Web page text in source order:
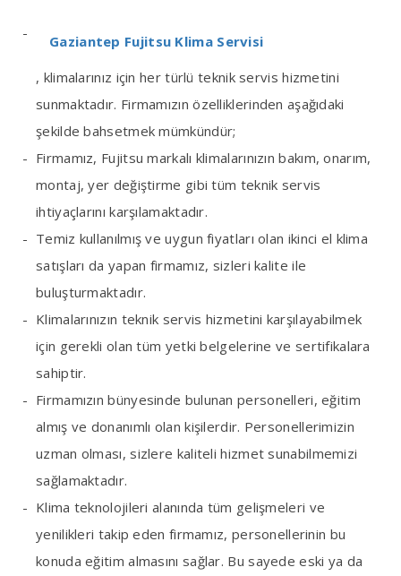
Gaziantep Fujitsu Klima Servisi
, klimalarınız için her türlü teknik servis hizmetini
sunmaktadır. Firmamızın özelliklerinden aşağıdaki
şekilde bahsetmek mümkündür;
Firmamız, Fujitsu markalı klimalarınızın bakım, onarım,
montaj, yer değiştirme gibi tüm teknik servis
ihtiyaçlarını karşılamaktadır.
Temiz kullanılmış ve uygun fiyatları olan ikinci el klima
satışları da yapan firmamız, sizleri kalite ile
buluşturmaktadır.
Klimalarınızın teknik servis hizmetini karşılayabilmek
için gerekli olan tüm yetki belgelerine ve sertifikalara
sahiptir.
Firmamızın bünyesinde bulunan personelleri, eğitim
almış ve donanımlı olan kişilerdir. Personellerimizin
uzman olması, sizlere kaliteli hizmet sunabilmemizi
sağlamaktadır.
Klima teknolojileri alanında tüm gelişmeleri ve
yenilikleri takip eden firmamız, personellerinin bu
konuda eğitim almasını sağlar. Bu sayede eski ya da